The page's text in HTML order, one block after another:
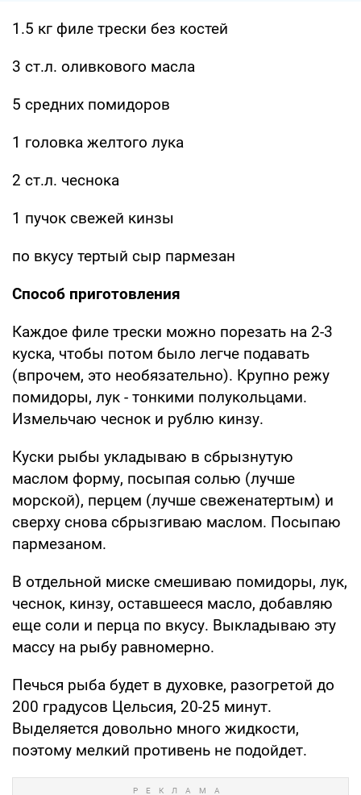
1.5 кг филе трески без костей
3 ст.л. оливкового масла
5 средних помидоров
1 головка желтого лука
2 ст.л. чеснока
1 пучок свежей кинзы
по вкусу тертый сыр пармезан
Способ приготовления
Каждое филе трески можно порезать на 2-3
куска, чтобы потом было легче подавать
(впрочем, это необязательно). Крупно режу
помидоры, лук - тонкими полукольцами.
Измельчаю чеснок и рублю кинзу.
Куски рыбы укладываю в сбрызнутую
маслом форму, посыпая солью (лучше
морской), перцем (лучше свеженатертым) и
сверху снова сбрызгиваю маслом. Посыпаю
пармезаном.
В отдельной миске смешиваю помидоры, лук,
чеснок, кинзу, оставшееся масло, добавляю
еще соли и перца по вкусу. Выкладываю эту
массу на рыбу равномерно.
Печься рыба будет в духовке, разогретой до
200 градусов Цельсия, 20-25 минут.
Выделяется довольно много жидкости,
поэтому мелкий противень не подойдет.